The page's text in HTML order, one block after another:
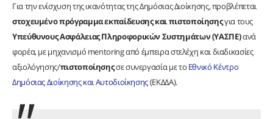
Για την ενίσχυση της ικανότητας της Δημόσιας Διοίκησης, προβλέπεται
στοχευμένο πρόγραμμα εκπαίδευσης και πιστοποίησηςγια τους
Υπεύθυνους Ασφάλειας Πληροφορικών Συστημάτων (ΥΑΣΠΕ)ανά
φορέα, με μηχανισμό mentoring από έμπειρα στελέχη και διαδικασίες
αξιολόγησης/πιστοποίησηςσε συνεργασία με το Εθνικό Κέντρο
Δημόσιας Διοίκησης και Αυτοδιοίκησης(ΕΚΔΔΑ).